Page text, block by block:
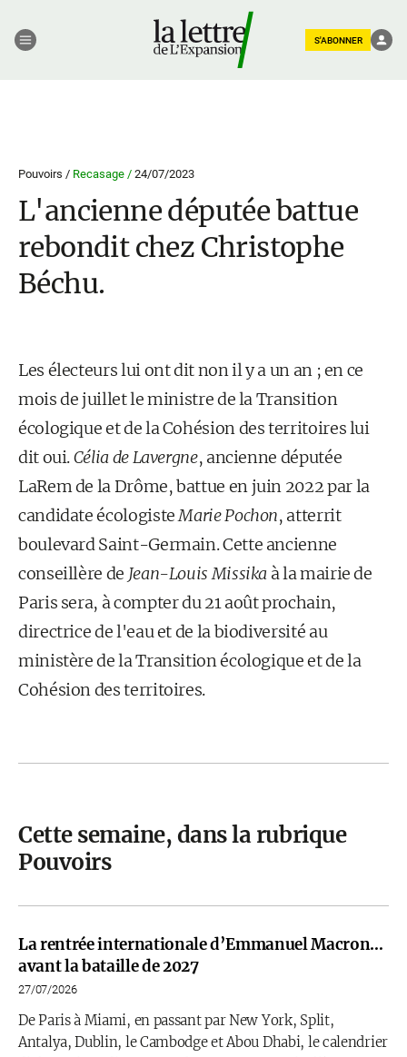
S'ABONNER
Pouvoirs / Recasage / 24/07/2023
L'ancienne députée battue
rebondit chez Christophe
Béchu.
Les électeurs lui ont dit non il y a un an ; en ce
mois de juillet le ministre de la Transition
écologique et de la Cohésion des territoires lui
dit oui.Célia de Lavergne, ancienne députée
LaRem de la Drôme, battue en juin 2022 par la
candidate écologisteMarie Pochon, atterrit
boulevard Saint-Germain. Cette ancienne
conseillère de Jean-Louis Missika à la mairie de
Paris sera, à compter du 21 août prochain,
directrice de l'eau et de la biodiversité au
ministère de la Transition écologique et de la
Cohésion des territoires.
Cette semaine, dans la rubrique
Pouvoirs
La rentrée internationale d’Emmanuel Macron…
avant la bataille de 2027
27/07/2026
De Paris à Miami, en passant par New York, Split,
Antalya, Dublin, le Cambodge et Abou Dhabi, le calendrier